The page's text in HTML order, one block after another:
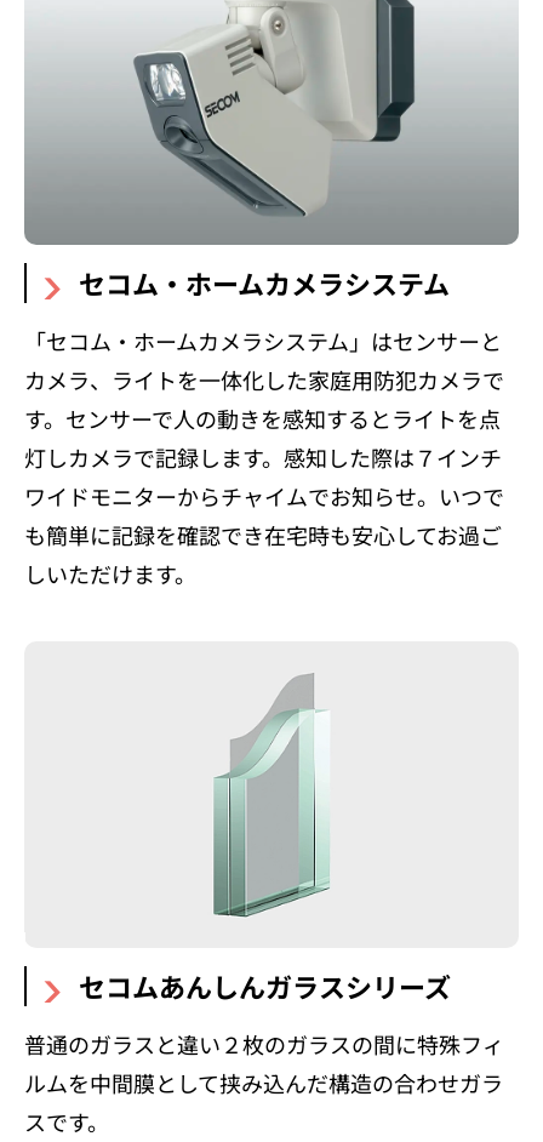
セコム・ホームカメラシステム
「セコム・ホームカメラシステム」はセンサーと
カメラ、ライトを一体化した家庭用防犯カメラで
す。センサーで人の動きを感知するとライトを点
灯しカメラで記録します。感知した際は７インチ
ワイドモニターからチャイムでお知らせ。いつで
も簡単に記録を確認でき在宅時も安心してお過ご
しいただけます。
セコムあんしんガラスシリーズ
普通のガラスと違い２枚のガラスの間に特殊フィ
ルムを中間膜として挟み込んだ構造の合わせガラ
スです。